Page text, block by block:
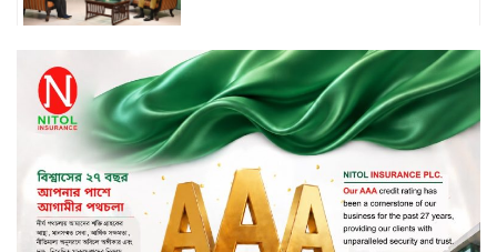
টাঙ্গাইলে নিহত বাস মালিকদের
পরিবারকে অনুদান ও সম্মাননা প্রদান
টাঙ্গাইলে ভাষা কর্মশালা ও পুরষ্কার
বিতরণ